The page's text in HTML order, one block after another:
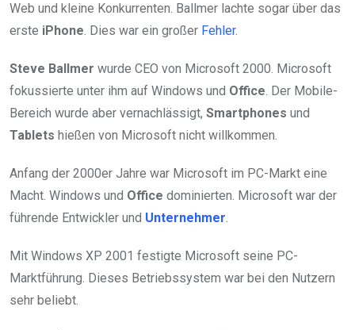
Web und kleine Konkurrenten. Ballmer lachte sogar über das
erste iPhone. Dies war ein großer Fehler.
Steve Ballmer wurde CEO von Microsoft 2000. Microsoft
fokussierte unter ihm auf Windows und Office. Der Mobile-
Bereich wurde aber vernachlässigt, Smartphones und
Tablets hießen von Microsoft nicht willkommen.
Anfang der 2000er Jahre war Microsoft im PC-Markt eine
Macht. Windows und Office dominierten. Microsoft war der
führende Entwickler und Unternehmer.
Mit Windows XP 2001 festigte Microsoft seine PC-
Marktführung. Dieses Betriebssystem war bei den Nutzern
sehr beliebt.